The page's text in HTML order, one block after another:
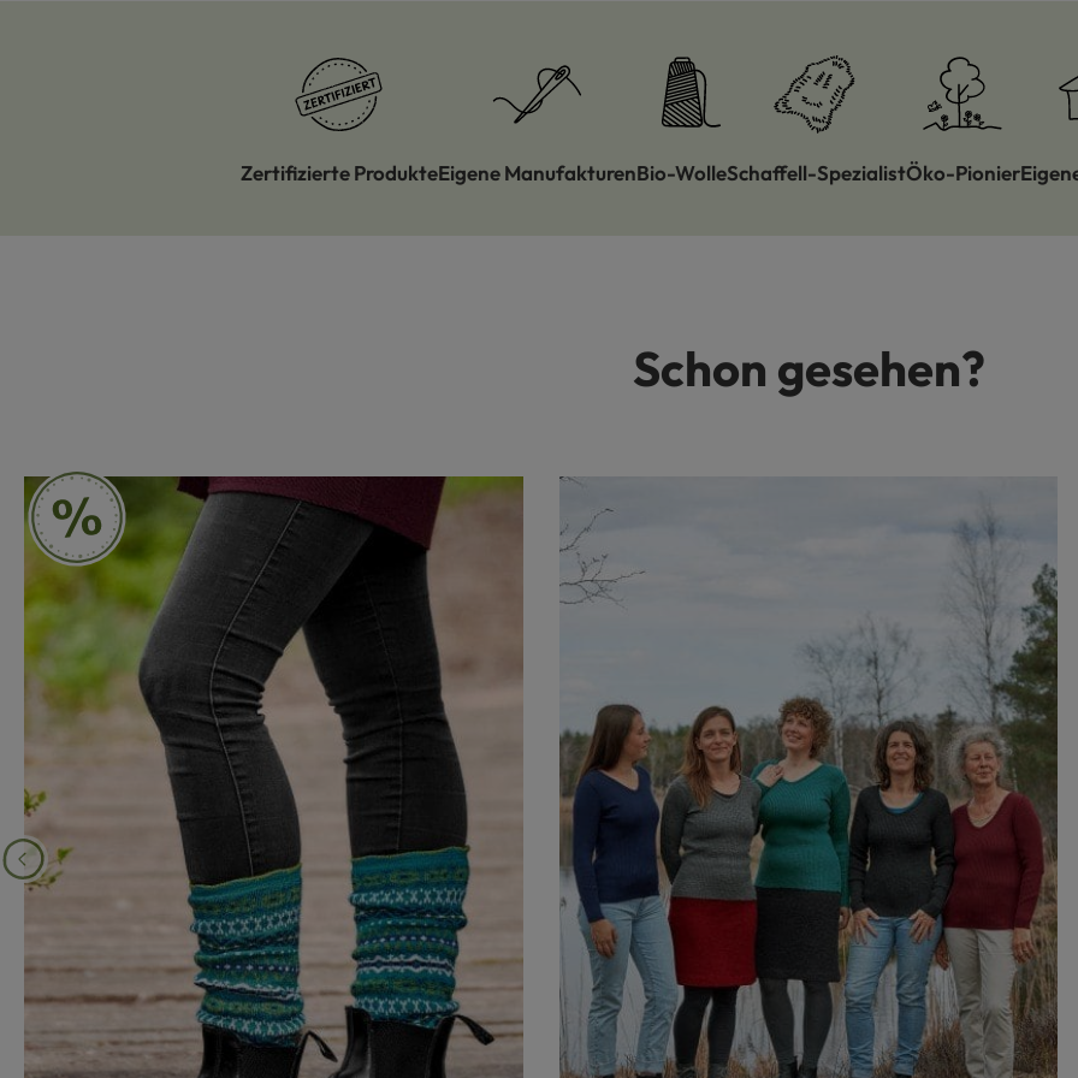
Zertifizierte ProdukteEigene ManufakturenBio-WolleSchaffell-SpezialistÖko-Pionier
Schon gesehen?